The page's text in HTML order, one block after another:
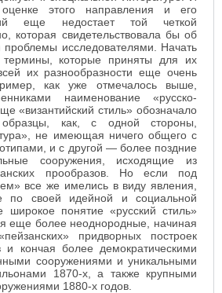
этого направления и его
еще недостает той четкой
которая свидетельствовала бы об
проблемы исследователями. Начать
которые приняты для их
их разнообразности еще очень
как уже отмечалось выше,
наименование «русско-
«византийский стиль» обозначало
как, с одной стороны,
не имеющая ничего общего с
и с другой — более поздние
сооружения, исходящие из
прообразов. Но если под
все же имелись в виду явления,
по своей идейной и социальной
широкое понятие «русский стиль»
еще более неоднородные, начиная
придворных построек
кончая более демократическими
сооружениями и уникальными
1870-х, а также крупными
1880-х годов.